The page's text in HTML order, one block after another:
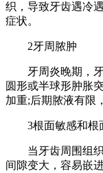
织，导致牙齿遇冷
症状。
2牙周脓肿
牙周炎晚期，牙
圆形或半球形肿胀
加重;后期脓液有限
3根面敏感和根
当牙齿周围组织
间隙变大，容易嵌